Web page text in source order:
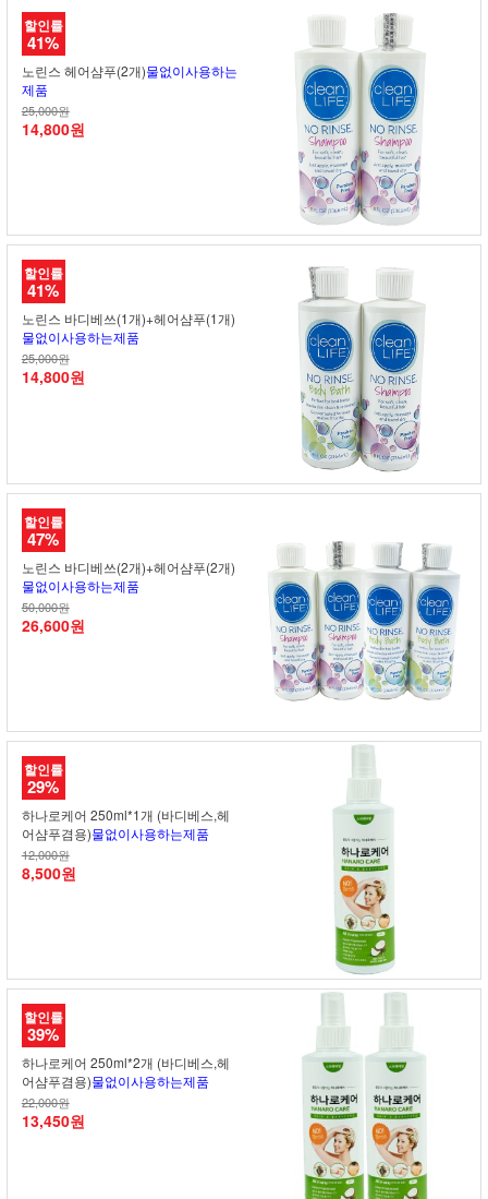
할인률
41%
노린스 헤어샴푸(2개)물없이사용하는
제품
25,000원
14,800원
할인률
41%
노린스 바디베쓰(1개)+헤어샴푸(1개)
물없이사용하는제품
25,000원
14,800원
할인률
47%
노린스 바디베쓰(2개)+헤어샴푸(2개)
물없이사용하는제품
50,000원
26,600원
할인률
29%
하나로케어 250ml*1개 (바디베스,헤
어샴푸겸용)물없이사용하는제품
12,000원
8,500원
할인률
39%
하나로케어 250ml*2개 (바디베스,헤
어샴푸겸용)물없이사용하는제품
22,000원
13,450원